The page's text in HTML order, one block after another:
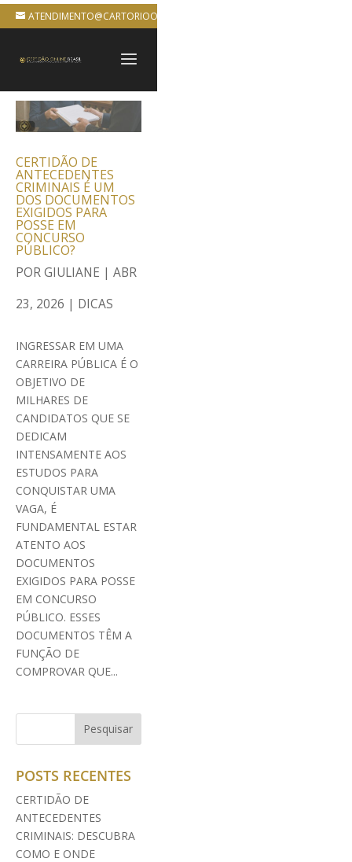
ATENDIMENTO@CARTORIOONLINEBRASIL.COM.BR
CERTIDÃO DE
ANTECEDENTES
CRIMINAIS É UM
DOS DOCUMENTOS
EXIGIDOS PARA
POSSE EM
CONCURSO
PÚBLICO?
PORGIULIANE | ABR
23, 2026 | DICAS
INGRESSAR EM UMA
CARREIRA PÚBLICA É O
OBJETIVO DE
MILHARES DE
CANDIDATOS QUE SE
DEDICAM
INTENSAMENTE AOS
ESTUDOS PARA
CONQUISTAR UMA
VAGA, É
FUNDAMENTAL ESTAR
ATENTO AOS
DOCUMENTOS
EXIGIDOS PARA POSSE
EM CONCURSO
PÚBLICO. ESSES
DOCUMENTOS TÊM A
FUNÇÃO DE
COMPROVAR QUE...
POSTS RECENTES
CERTIDÃO DE
ANTECEDENTES
CRIMINAIS: DESCUBRA
COMO E ONDE